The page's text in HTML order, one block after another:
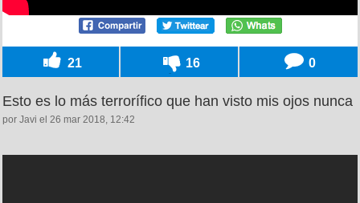
21 16 0
Esto es lo más terrorífico que han visto mis ojos nunca
por Javi el 26 mar 2018, 12:42